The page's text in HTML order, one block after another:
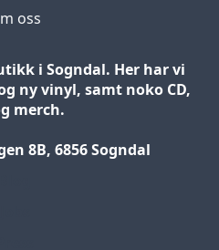
oss
i Sogndal. Her har vi
ny vinyl, samt noko CD,
merch.
8B, 6856 Sogndal